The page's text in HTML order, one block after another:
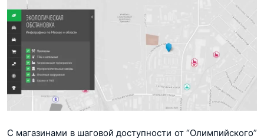
С магазинами в шаговой доступности от “Олимпийского”